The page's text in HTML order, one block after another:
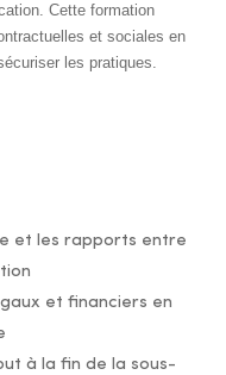
Cette formation
et sociales en
les pratiques.
et les rapports entre
et financiers en
à la fin de la sous-